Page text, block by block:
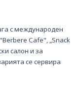
с международен
Cafe", „Snack
салон и за
се сервира